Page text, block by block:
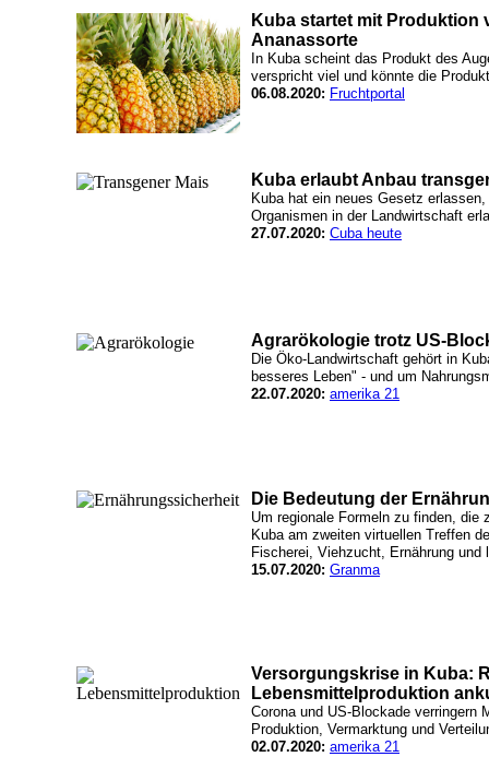
Kuba startet mit Produktion
Ananassorte
In Kuba scheint das Produkt des
verspricht viel und könnte die
06.08.2020: Fruchtportal
Kuba erlaubt Anbau
Kuba hat ein neues Gesetz
Organismen in der Landwirtschaft
27.07.2020: Cuba heute
Agrarökologie trotz US-
Die Öko-Landwirtschaft gehört in
besseres Leben" - und um
22.07.2020: amerika 21
Die Bedeutung der
Um regionale Formeln zu finden, die
Kuba am zweiten virtuellen Treffen
Fischerei, Viehzucht, Ernährung
15.07.2020: Granma
Versorgungskrise in Kuba:
Lebensmittelproduktion
Corona und US-Blockade verringern
Produktion, Vermarktung und
02.07.2020: amerika 21